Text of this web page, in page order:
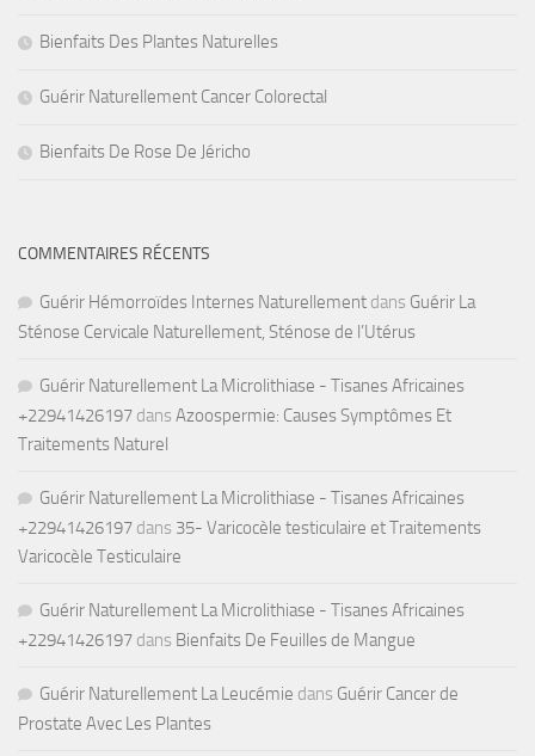
Bienfaits Des Plantes Naturelles
Guérir Naturellement Cancer Colorectal
Bienfaits De Rose De Jéricho
COMMENTAIRES RÉCENTS
Guérir Hémorroïdes Internes Naturellement dans Guérir La
Sténose Cervicale Naturellement, Sténose de l’Utérus
Guérir Naturellement La Microlithiase - Tisanes Africaines
+22941426197 dans Azoospermie: Causes Symptômes Et
Traitements Naturel
Guérir Naturellement La Microlithiase - Tisanes Africaines
+22941426197 dans 35- Varicocèle testiculaire et Traitements
Varicocèle Testiculaire
Guérir Naturellement La Microlithiase - Tisanes Africaines
+22941426197 dans Bienfaits De Feuilles de Mangue
Guérir Naturellement La Leucémie dans Guérir Cancer de
Prostate Avec Les Plantes